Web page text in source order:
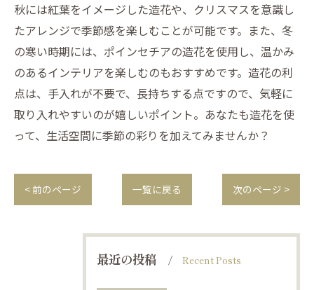
秋には紅葉をイメージした造花や、クリスマスを意識し
たアレンジで季節感を楽しむことが可能です。また、冬
の寒い時期には、ポインセチアの造花を使用し、温かみ
のあるインテリアを楽しむのもおすすめです。造花の利
点は、手入れが不要で、長持ちする点ですので、気軽に
取り入れやすいのが嬉しいポイント。あなたも造花を使
って、生活空間に季節の彩りを加えてみませんか？
< 前のページ 一覧に戻る 次のページ >
最近の投稿 Recent Posts